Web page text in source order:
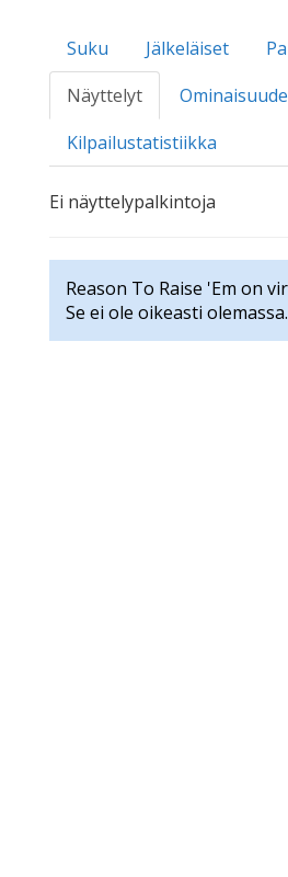
Suku Jälkeläiset
Näyttelyt
Kilpailustatistiikka
Ei näyttelypalkintoja
Reason To Raise 'Em on
Se ei ole oikeasti olemassa.